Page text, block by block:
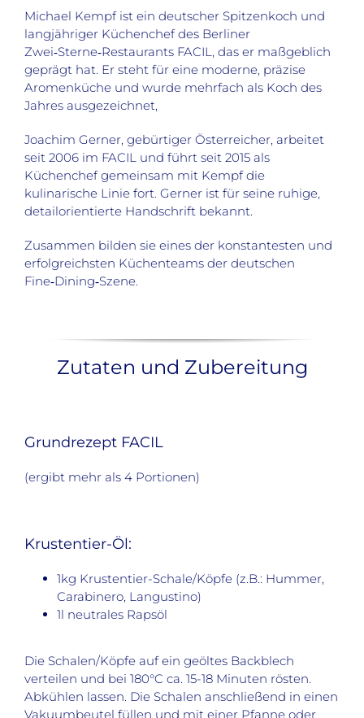
Michael Kempf ist ein deutscher Spitzenkoch und
langjähriger Küchenchef des Berliner
Zwei‑Sterne‑Restaurants FACIL, das er maßgeblich
geprägt hat. Er steht für eine moderne, präzise
Aromenküche und wurde mehrfach als Koch des
Jahres ausgezeichnet,
Joachim Gerner, gebürtiger Österreicher, arbeitet
seit 2006 im FACIL und führt seit 2015 als
Küchenchef gemeinsam mit Kempf die
kulinarische Linie fort. Gerner ist für seine ruhige,
detailorientierte Handschrift bekannt.
Zusammen bilden sie eines der konstantesten und
erfolgreichsten Küchenteams der deutschen
Fine‑Dining‑Szene.
Zutaten und Zubereitung
Grundrezept FACIL
(ergibt mehr als 4 Portionen)
Krustentier-Öl:
1kg Krustentier-Schale/Köpfe (z.B.: Hummer,
Carabinero, Langustino)
1l neutrales Rapsöl
Die Schalen/Köpfe auf ein geöltes Backblech
verteilen und bei 180°C ca. 15-18 Minuten rösten.
Abkühlen lassen. Die Schalen anschließend in einen
Vakuumbeutel füllen und mit einer Pfanne oder